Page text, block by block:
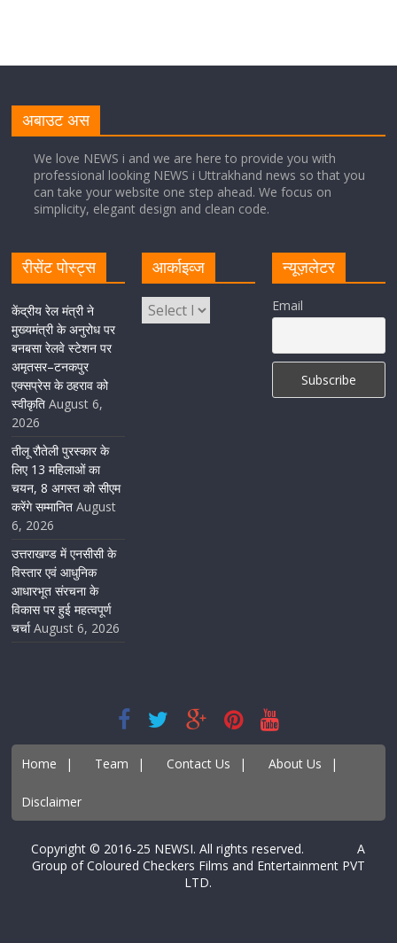
August 5, 2026 1 Comment
सीएम धामी ने हरिद्वार में शिवभक्तों का हेलिकॉप्टर से पुष्पवर्षा और पैर
धोकर किया स्वागत
विकास योजनाओं का लोकार्पण-शिलान्यास
अबाउट अस
We love NEWS i and we are here to provide you with
professional looking NEWS i Uttrakhand news so that you
can take your website one step ahead. We focus on
simplicity, elegant design and clean code.
रीसेंट पोस्ट्स
केंद्रीय रेल मंत्री ने
मुख्यमंत्री के अनुरोध पर
बनबसा रेलवे स्टेशन पर
अमृतसर–टनकपुर
एक्सप्रेस के ठहराव को
स्वीकृति August 6,
2026
तीलू रौतेली पुरस्कार के
लिए 13 महिलाओं का
चयन, 8 अगस्त को सीएम
करेंगे सम्मानित August
6, 2026
उत्तराखण्ड में एनसीसी के
विस्तार एवं आधुनिक
आधारभूत संरचना के
विकास पर हुई महत्वपूर्ण
चर्चा August 6, 2026
आर्काइव्ज न्यूज़लेटर
Email
Home | Team | Contact Us | About Us |
Disclaimer
Copyright © 2016-25 NEWSI. All rights reserved. A
Group of Coloured Checkers Films and Entertainment PVT
LTD.